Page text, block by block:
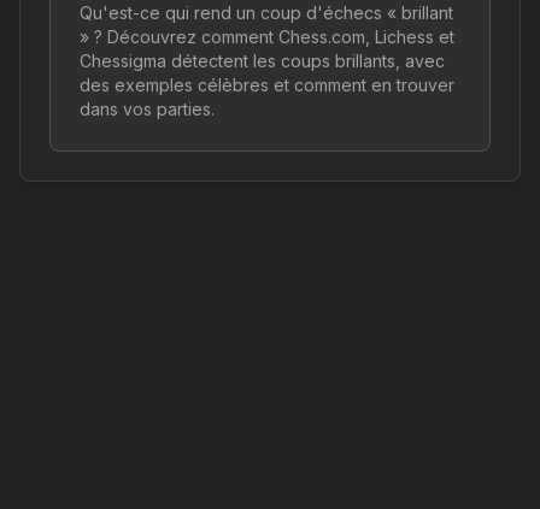
Qu'est-ce qui rend un coup d'échecs « brillant
» ? Découvrez comment Chess.com, Lichess et
Chessigma détectent les coups brillants, avec
des exemples célèbres et comment en trouver
dans vos parties.